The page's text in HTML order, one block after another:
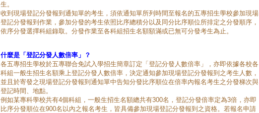
生。
收到現場登記分發報到通知單的考生，須依通知單所列時間至報名的五專招生學校參加現場
登記分發報到作業，參加分發的考生依照比序總積分以及同分比序順位所排定之分發順序，
依序分發選擇科組錄取。分發作業至各科組招生名額額滿或已無可分發考生為止。
什麼是「登記分發人數倍率」？
各五專招生學校於五專聯合免試入學招生簡章訂定「登記分發人數倍率」，亦即依據各校各
科組一般生招生名額乘上登記分發人數倍率，決定通知參加現場登記分發報到之考生人數，
並且於寄發之現場登記分發報到通知單中告知分發比序順位在倍率內報名考生之分發梯次與
登記時間、地點。
例如某專科學校共有4個科組，一般生招生名額總共有300名，登記分發倍率定為3倍，亦即
比序分發順位在900名以內之報名考生，皆具備參加現場登記分發報到之資格。若報名申請